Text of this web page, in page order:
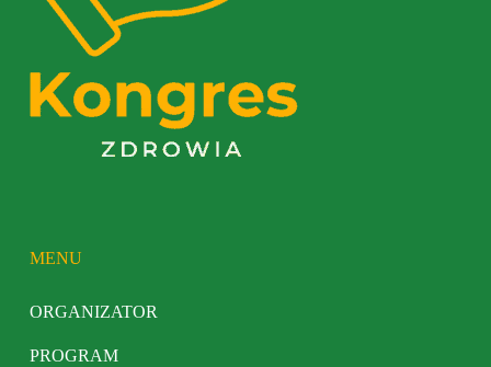
MENU
ORGANIZATOR
PROGRAM